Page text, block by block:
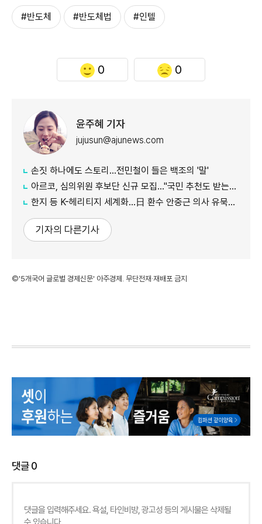
#반도체 #반도체법 #인텔
0 0
윤주혜 기자
jujusun@ajunews.com
손짓 하나에도 스토리…전민철이 들은 백조의 '말'
아르코, 심의위원 후보단 신규 모집…"국민 추천도 받는다"
한지 등 K-헤리티지 세계화…日 환수 안중근 의사 유묵도 공개
기자의 다른기사
©'5개국어 글로벌 경제신문' 아주경제. 무단전재·재배포 금지
댓글0